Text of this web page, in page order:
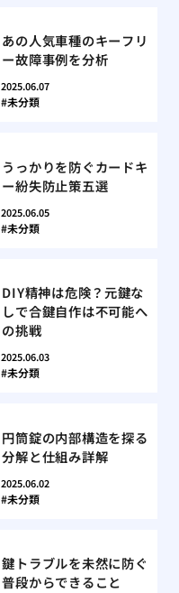
あの人気車種のキーフリ
ー故障事例を分析
2025.06.07
未分類
うっかりを防ぐカードキ
ー紛失防止策五選
2025.06.05
未分類
DIY精神は危険？元鍵な
しで合鍵自作は不可能へ
の挑戦
2025.06.03
未分類
円筒錠の内部構造を探る
分解と仕組み詳解
2025.06.02
未分類
鍵トラブルを未然に防ぐ
普段からできること